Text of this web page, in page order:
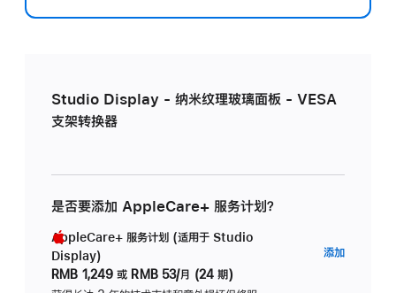
Studio Display - 纳米纹理玻璃面板 - VESA
支架转换器
是否要添加 AppleCare+ 服务计划？
AppleCare+ 服务计划 (适用于 Studio
Display)
RMB 1,249 或 RMB 53/月 (24 期)
添加